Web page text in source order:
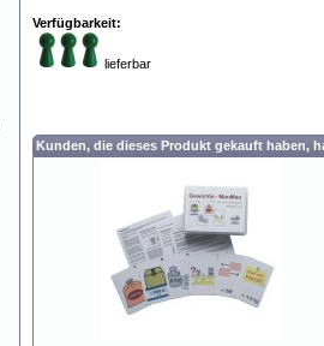
Verfügbarkeit:
lieferbar
Kunden, die dieses Produkt gekauft haben,